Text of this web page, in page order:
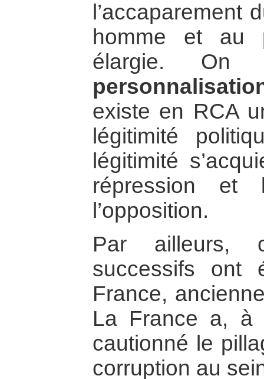
l’accaparement
homme et au
élargie. On
existe en RCA
légitimité
légitimité
répression et
l’opposition.
Par ailleurs,
successifs ont
France,
La France a, à
cautionné le
corruption au